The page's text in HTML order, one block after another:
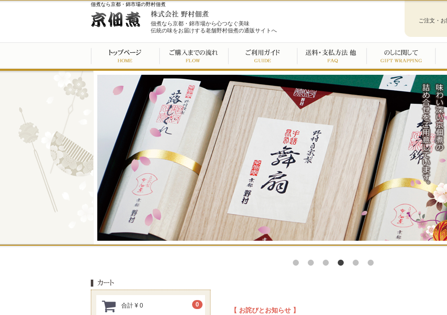
佃煮なら京都・錦市場の野村佃煮
佃煮なら京都・錦市場から心つなぐ美味
伝統の味をお届けする老舗野村佃煮の通販サイトへ
ご注文・
0
合計 ¥ 0
【 お詫びとお知らせ 】